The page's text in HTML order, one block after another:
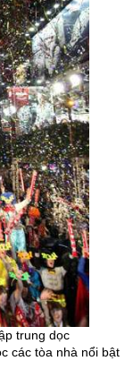
trung dọc
các tòa nhà nổi bật